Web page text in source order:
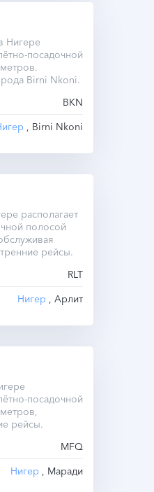
Нигере
посадочной
Birni Nkoni.
BKN
, Birni Nkoni
располагает
полосой
рейсы.
RLT
Нигер , Арлит
посадочной
рейсы.
MFQ
Нигер , Маради